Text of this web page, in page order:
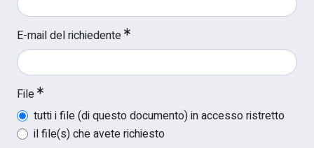
E-mail del richiedente
File
tutti i file (di questo documento) in accesso ristretto
il file(s) che avete richiesto